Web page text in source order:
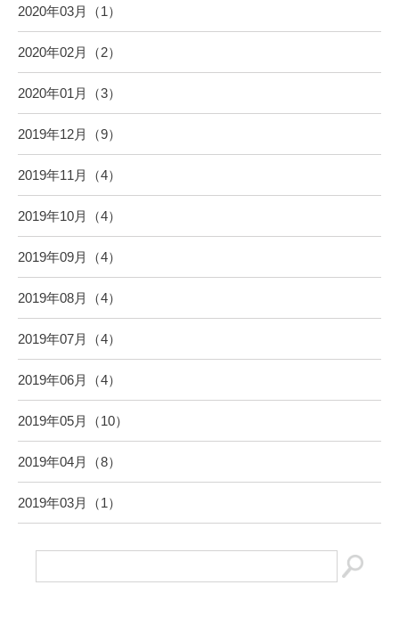
2020年03月（1）
2020年02月（2）
2020年01月（3）
2019年12月（9）
2019年11月（4）
2019年10月（4）
2019年09月（4）
2019年08月（4）
2019年07月（4）
2019年06月（4）
2019年05月（10）
2019年04月（8）
2019年03月（1）